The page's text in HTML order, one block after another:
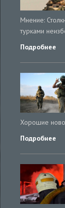
Мнение:
турками
Подробнее
Хорошие
Подробнее